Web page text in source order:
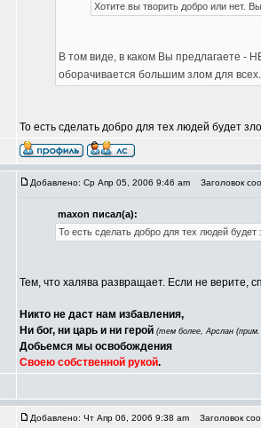
Хотите вы творить добро или нет.
В том виде, в каком Вы предлагаете -
оборачивается большим злом для
То есть сделать добро для тех людей будет
Добавлено: Ср Апр 05, 2006 9:46 am Заголовок
maxon писал(а):
То есть сделать добро для тех людей
Тем, что халява развращает. Если не верите,
Никто не даст нам избавления,
Ни бог, ни царь и ни герой (тем более, Арслан
Добьемся мы освобождения
Своею собственной рукой.
Добавлено: Чт Апр 06, 2006 9:38 am Заголовок